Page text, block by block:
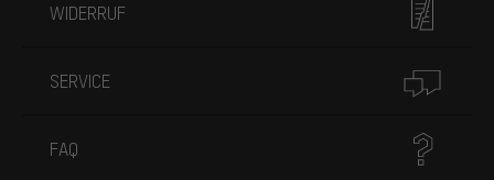
WIDERRUF
SERVICE
FAQ